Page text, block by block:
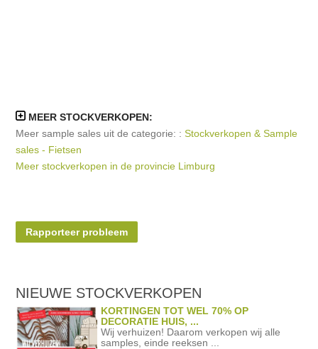
MEER STOCKVERKOPEN:
Meer sample sales uit de categorie: :Stockverkopen & Sample
sales - Fietsen
Meer stockverkopen in de provincie Limburg
Rapporteer probleem
NIEUWE STOCKVERKOPEN
KORTINGEN TOT WEL 70% OP
DECORATIE HUIS, ...
Wij verhuizen! Daarom verkopen wij alle
samples, einde reeksen ...